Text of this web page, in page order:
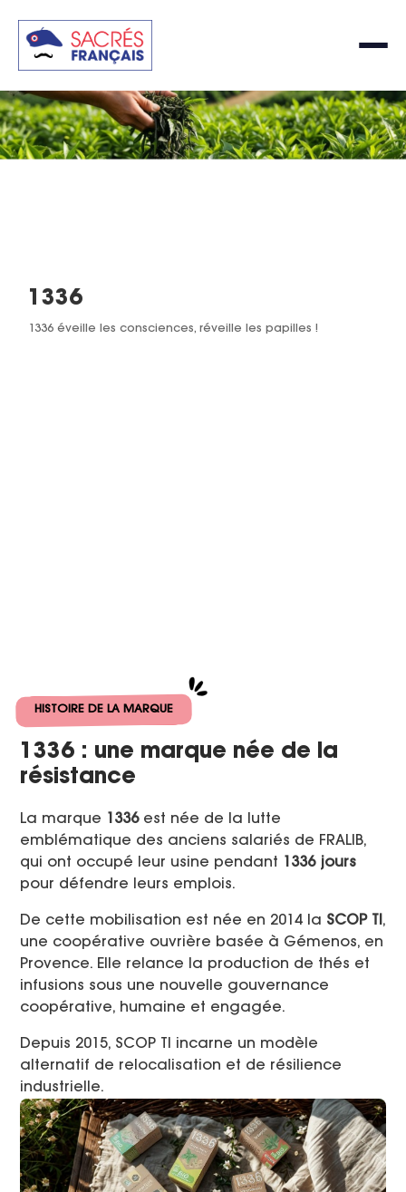
1336
1336 éveille les consciences, réveille les papilles !
HISTOIRE DE LA MARQUE
1336 : une marque née de la
résistance
La marque 1336est née de la lutte
emblématique des anciens salariés de FRALIB,
qui ont occupé leur usine pendant
1336 jours
pour défendre leurs emplois.
De cette mobilisation est née en 2014 la SCOP TI ,
une coopérative ouvrière basée à Gémenos, en
Provence. Elle relance la production de thés et
infusions sous une nouvelle gouvernance
coopérative, humaine et engagée.
Depuis 2015, SCOP TI incarne un modèle
alternatif de relocalisation et de résilience
industrielle.